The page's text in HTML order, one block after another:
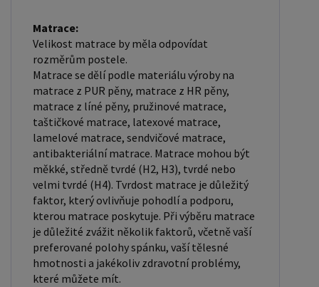
Matrace:
Velikost matrace by měla odpovídat
rozměrům postele.
Matrace se dělí podle materiálu výroby na
matrace z PUR pěny, matrace z HR pěny,
matrace z líné pěny, pružinové matrace,
taštičkové matrace, latexové matrace,
lamelové matrace, sendvičové matrace,
antibakteriální matrace. Matrace mohou být
měkké, středně tvrdé (H2, H3), tvrdé nebo
velmi tvrdé (H4). Tvrdost matrace je důležitý
faktor, který ovlivňuje pohodlí a podporu,
kterou matrace poskytuje. Při výběru matrace
je důležité zvážit několik faktorů, včetně vaší
preferované polohy spánku, vaší tělesné
hmotnosti a jakékoliv zdravotní problémy,
které můžete mít.